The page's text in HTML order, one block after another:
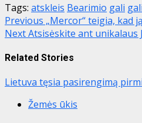
Tags: atskleis Bearimio gali
Post
navigation
Previous „Mercor“ teigia, kad
NextAtsisėskite ant unikalaus
Related Stories
Lietuva tęsia pasirengimą
Žemės ūkis